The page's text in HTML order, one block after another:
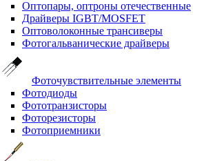
Оптопары, оптроны отечественные
Драйверы IGBT/MOSFET
Оптоволоконные трансиверы
Фотогальванические драйверы
Фоточувствительные элементы
Фотодиоды
Фототранзисторы
Фоторезисторы
Фотоприемники